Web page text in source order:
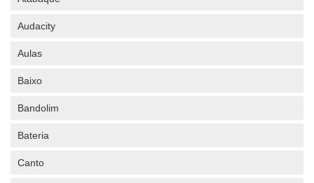
Audacity
Aulas
Baixo
Bandolim
Bateria
Canto